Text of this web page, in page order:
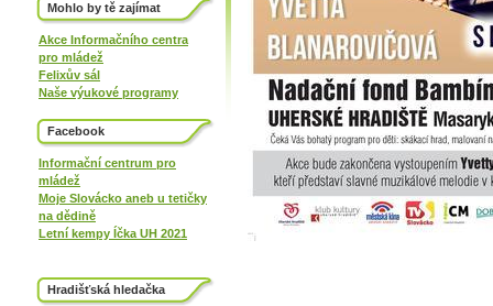
Mohlo by tě zajímat
Akce Informačního centra
pro mládež
Felixův sál
Naše výukové programy
Facebook
Informační centrum pro
mládež
Moje Slovácko aneb u tetičky
na dědině
Letní kempy Íčka UH 2021
Hradišťská hledačka